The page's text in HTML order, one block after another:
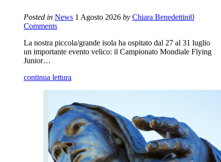
Posted in News 1 Agosto 2026 by Chiara Benedettini0
Comments
La nostra piccola/grande isola ha ospitato dal 27 al 31 luglio
un importante evento velico: il Campionato Mondiale Flying
Junior…
continua lettura